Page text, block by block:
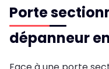
Porte
dépanneur